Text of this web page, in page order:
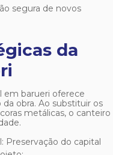
da
em barueri oferece
obra. Ao substituir os
metálicas, o canteiro